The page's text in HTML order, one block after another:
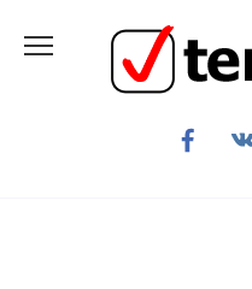
содержанию